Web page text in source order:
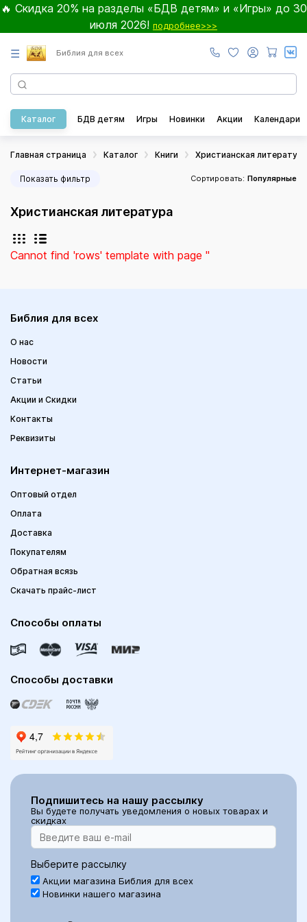
🔥 Скидка 20% на разделы «БДВ детям» и «Игры» до 30
июля 2026! подробнее>>>
☰ Библия для всех
Каталог БДВ детям Игры Новинки Акции Календари
Главная страница Каталог Книги Христианская литература
Показать фильтр Сортировать: Популярные
Христианская литература
Cannot find 'rows' template with page ''
Библия для всех
О нас
Новости
Статьи
Акции и Скидки
Контакты
Реквизиты
Интернет-магазин
Оптовый отдел
Оплата
Доставка
Покупателям
Обратная всязь
Скачать прайс-лист
Способы оплаты
Способы доставки
Подпишитесь на нашу рассылку
Вы будете получать уведомления о новых товарах и
скидках
Выберите рассылку
Акции магазина Библия для всех
Новинки нашего магазина